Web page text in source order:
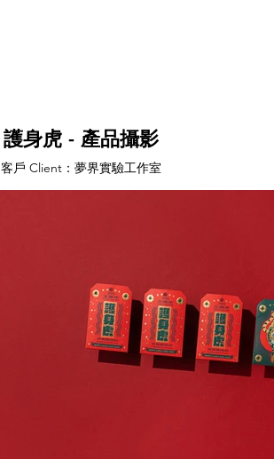
護身虎 - 產品攝影
客戶 Client：夢界實驗工作室